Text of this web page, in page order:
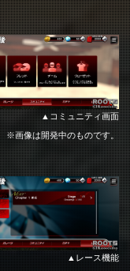
コミュニティ画面
※画像は開発中のものです。
レース機能